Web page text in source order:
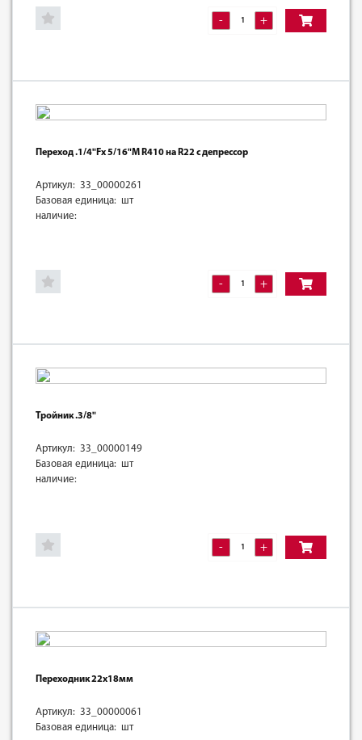
- +
Переход .1/4"Fх 5/16"M R410 на R22 c депрессор
Артикул: 33_00000261
Базовая единица: шт
наличие:
- +
Тройник .3/8"
Артикул: 33_00000149
Базовая единица: шт
наличие:
- +
Переходник 22х18мм
Артикул: 33_00000061
Базовая единица: шт